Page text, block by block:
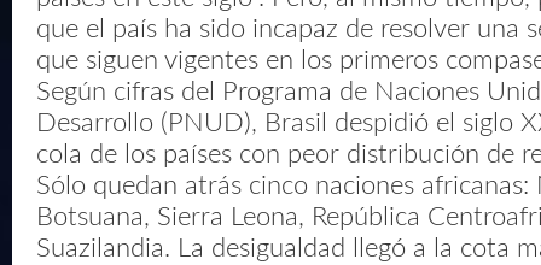
que el país ha sido incapaz de resolver una
que siguen vigentes en los primeros
Según cifras del Programa de Naciones
Desarrollo (PNUD), Brasil despidió el siglo
cola de los países con peor distribución de
Sólo quedan atrás cinco naciones africanas:
Botsuana, Sierra Leona, República
Suazilandia. La desigualdad llegó a la cota